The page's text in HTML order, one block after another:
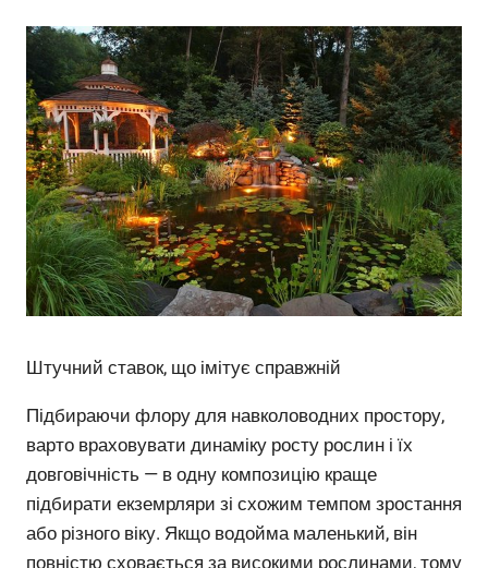
Штучний ставок, що імітує справжній
Підбираючи флору для навколоводних простору,
варто враховувати динаміку росту рослин і їх
довговічність — в одну композицію краще
підбирати екземрляри зі схожим темпом зростання
або різного віку. Якщо водойма маленький, він
повністю сховається за високими рослинами, тому